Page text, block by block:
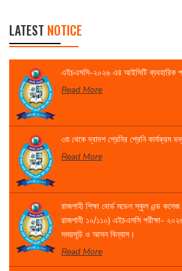
LATEST NOTICE
এইচএসসি-২০২৬ এর আইসিটি ব্যবহারিক
Read More
৩য় থেকে দ্বাদশ শ্রেনির শ্রেনি কার্যক্রম
Read More
রাজশাহী শিক্ষা বোর্ড মডেল স্কুল এন্ড কলেজ
রাজশাহী ১০/১১০) এইচএসসি পরীক্ষা-
সময়সূচি ও আসন বিন্যাস।
Read More